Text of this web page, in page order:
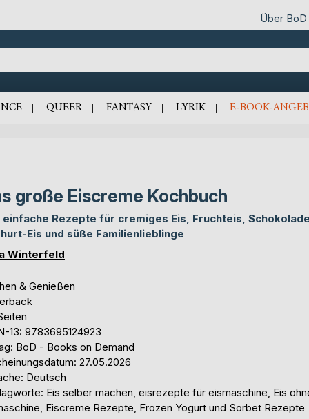
Über BoD
QUEER FANTASY LYRIK E-BOOK-
große Eiscreme Kochbuch
einfache Rezepte für cremiges Eis, Fruchteis,
Eis und süße Familienlieblinge
Winterfeld
& Genießen
13: 9783695124923
BoD - Books on Demand
27.05.2026
Deutsch
Eis selber machen, eisrezepte für eismaschine, Eis
Eiscreme Rezepte, Frozen Yogurt und Sorbet Rezepte